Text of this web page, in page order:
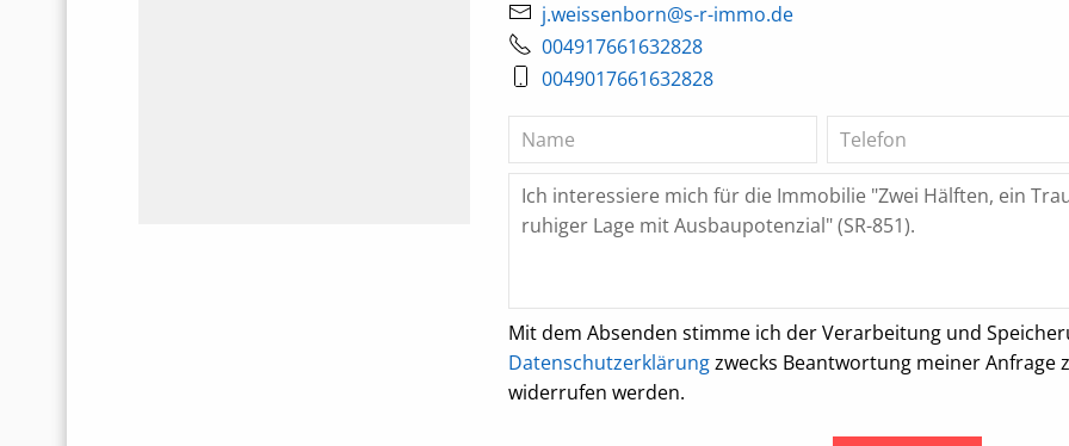
j.weissenborn@s-r-immo.de
004917661632828
0049017661632828
Mit dem Absenden stimme ich der Verarbeitung und
Datenschutzerklärungzwecks Beantwortung meiner Anfrage
widerrufen werden.